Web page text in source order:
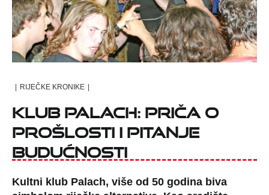
| RIJEČKE KRONIKE |
Klub Palach: priča o
prošlosti i pitanje
budućnosti
Kultni klub Palach, više od 50 godina biva